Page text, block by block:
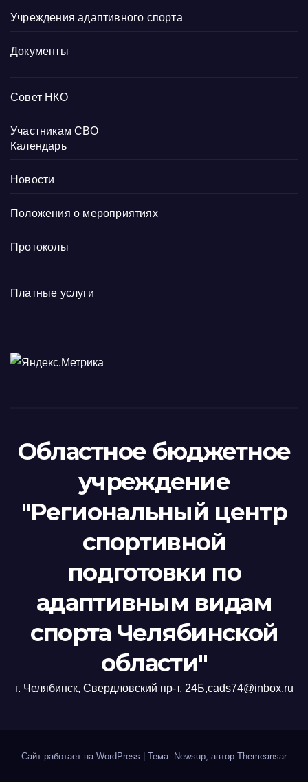
Учреждения адаптивного спорта
Документы
Совет НКО
Участникам СВО
Календарь
Новости
Положения о мероприятиях
Протоколы
Платные услуги
Областное бюджетное
учреждение
"Региональный центр
спортивной
подготовки по
адаптивным видам
спорта Челябинской
области"
г. Челябинск, Свердловский пр-т, 24Б,cads74@inbox.ru
Сайт работает на WordPress Тема: Newsup, автор Themeansar